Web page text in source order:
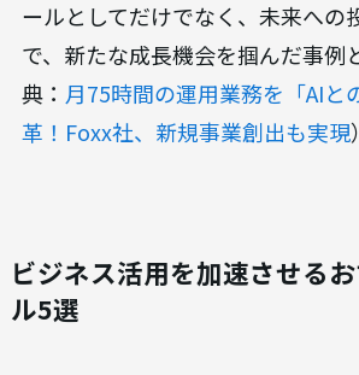
ールとしてだけでなく、未来への
で、新たな成長機会を掴んだ事例
典： 月75時間の運用業務を「AIと
革！Foxx社、新規事業創出も実現）
ビジネス活用を加速させる
ル5選